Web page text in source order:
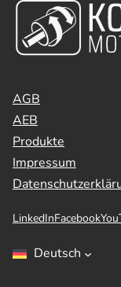
AGB
AEB
Produkte
Impressum
LinkedInFacebook
Deutsch